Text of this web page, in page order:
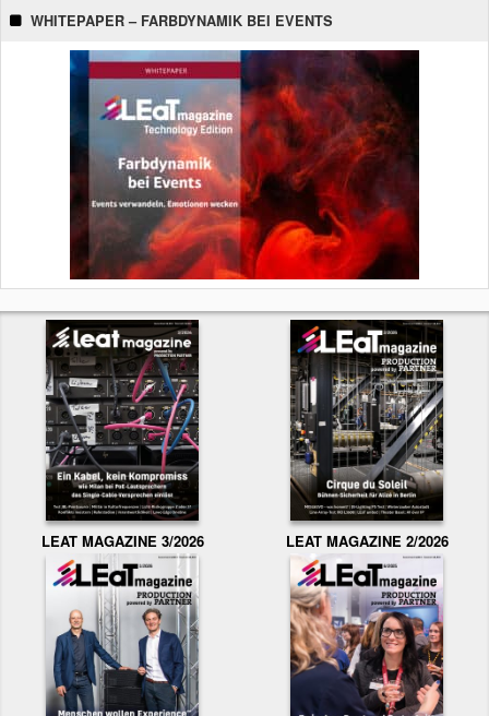
WHITEPAPER – FARBDYNAMIK BEI EVENTS
LEAT MAGAZINE 3/2026 LEAT MAGAZINE 2/2026